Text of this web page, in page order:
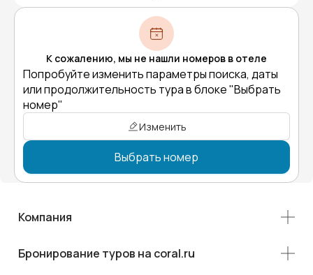
К сожалению, мы не нашли номеров в отеле
Попробуйте изменить параметры поиска, даты
или продолжительность тура в блоке "Выбрать
номер"
Изменить
Выбрать номер
Компания
Бронирование туров на coral.ru